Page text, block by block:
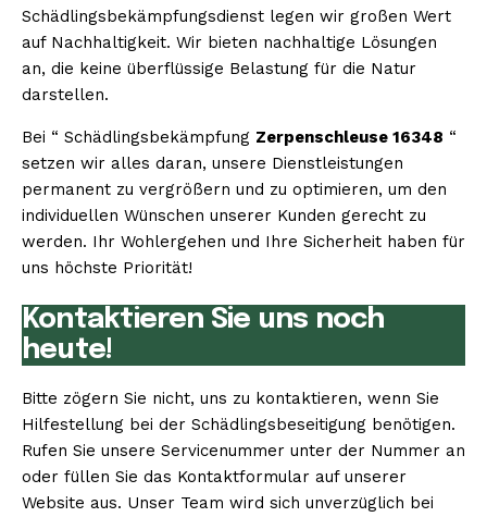
Schädlingsbekämpfungsdienst legen wir großen Wert
auf Nachhaltigkeit. Wir bieten nachhaltige Lösungen
an, die keine überflüssige Belastung für die Natur
darstellen.
Bei “ Schädlingsbekämpfung Zerpenschleuse 16348 “
setzen wir alles daran, unsere Dienstleistungen
permanent zu vergrößern und zu optimieren, um den
individuellen Wünschen unserer Kunden gerecht zu
werden. Ihr Wohlergehen und Ihre Sicherheit haben für
uns höchste Priorität!
Kontaktieren Sie uns noch
heute!
Bitte zögern Sie nicht, uns zu kontaktieren, wenn Sie
Hilfestellung bei der Schädlingsbeseitigung benötigen.
Rufen Sie unsere Servicenummer unter der Nummer an
oder füllen Sie das Kontaktformular auf unserer
Website aus. Unser Team wird sich unverzüglich bei